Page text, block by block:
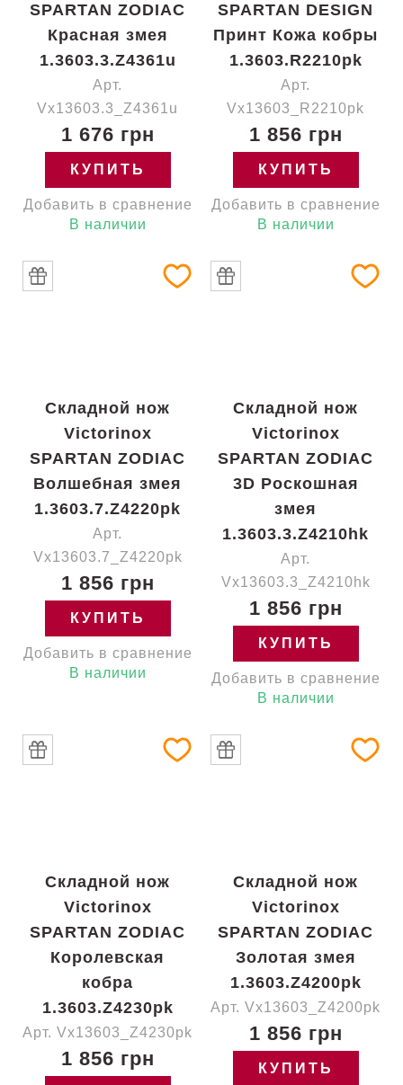
SPARTAN ZODIAC
Красная змея
1.3603.3.Z4361u
Арт.
Vx13603.3_Z4361u
1 676 грн
КУПИТЬ
Добавить в сравнение
В наличии
SPARTAN DESIGN
Принт Кожа кобры
1.3603.R2210pk
Арт.
Vx13603_R2210pk
1 856 грн
КУПИТЬ
Добавить в сравнение
В наличии
Складной нож
Victorinox
SPARTAN ZODIAC
Волшебная змея
1.3603.7.Z4220pk
Арт.
Vx13603.7_Z4220pk
1 856 грн
КУПИТЬ
Добавить в сравнение
В наличии
Складной нож
Victorinox
SPARTAN ZODIAC
3D Роскошная
змея
1.3603.3.Z4210hk
Арт.
Vx13603.3_Z4210hk
1 856 грн
КУПИТЬ
Добавить в сравнение
В наличии
Складной нож
Victorinox
SPARTAN ZODIAC
Королевская
кобра
1.3603.Z4230pk
Арт. Vx13603_Z4230pk
1 856 грн
Складной нож
Victorinox
SPARTAN ZODIAC
Золотая змея
1.3603.Z4200pk
Арт. Vx13603_Z4200pk
1 856 грн
КУПИТЬ